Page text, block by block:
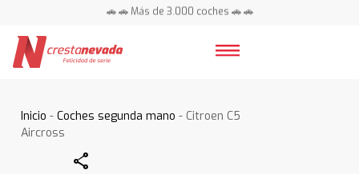
🚗 🚗 Más de 3.000 coches 🚗 🚗
Inicio -Coches segunda mano - Citroen C5
Aircross
Share